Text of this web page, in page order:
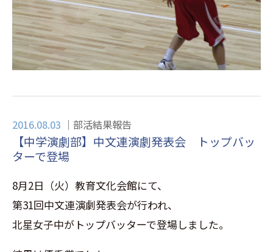
2016.08.03 部活結果報告
【中学演劇部】中文連演劇発表会 トップバッ
ターで登場
8月2日（火）教育文化会館にて、
第31回中文連演劇発表会が行われ、
北星女子中がトップバッターで登場しました。